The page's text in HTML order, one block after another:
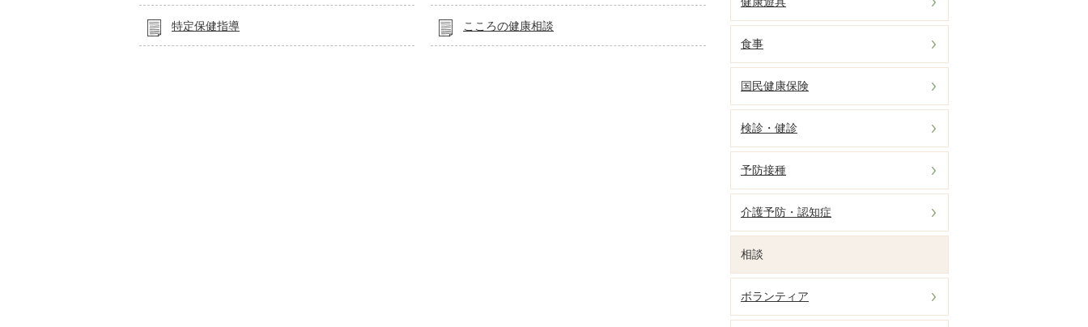
特定保健指導 こころの健康相談
食事
国民健康保険
検診・健診
予防接種
介護予防・認知症
相談
ボランティア